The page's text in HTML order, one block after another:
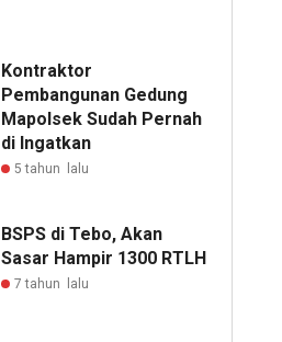
Kontraktor
Pembangunan Gedung
Mapolsek Sudah Pernah
di Ingatkan
5 tahun lalu
BSPS di Tebo, Akan
Sasar Hampir 1300 RTLH
7 tahun lalu